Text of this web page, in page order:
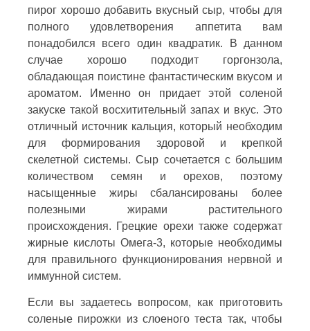
пирог хорошо добавить вкусный сыр, чтобы для
полного удовлетворения аппетита вам
понадобился всего один квадратик. В данном
случае хорошо подходит горгонзола,
обладающая поистине фантастическим вкусом и
ароматом. Именно он придает этой соленой
закуске такой восхитительный запах и вкус. Это
отличный источник кальция, который необходим
для формирования здоровой и крепкой
скелетной системы. Сыр сочетается с большим
количеством семян и орехов, поэтому
насыщенные жиры сбалансированы более
полезными жирами растительного
происхождения. Грецкие орехи также содержат
жирные кислоты Омега-3, которые необходимы
для правильного функционирования нервной и
иммунной систем.
Если вы задаетесь вопросом, как приготовить
соленые пирожки из слоеного теста так, чтобы